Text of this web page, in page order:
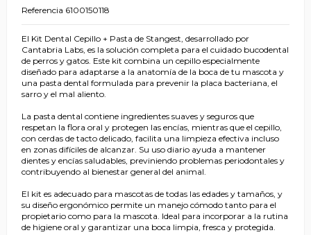
Referencia 6100150118
El Kit Dental Cepillo + Pasta de Stangest, desarrollado por
Cantabria Labs, es la solución completa para el cuidado bucodental
de perros y gatos. Este kit combina un cepillo especialmente
diseñado para adaptarse a la anatomía de la boca de tu mascota y
una pasta dental formulada para prevenir la placa bacteriana, el
sarro y el mal aliento.
La pasta dental contiene ingredientes suaves y seguros que
respetan la flora oral y protegen las encías, mientras que el cepillo,
con cerdas de tacto delicado, facilita una limpieza efectiva incluso
en zonas difíciles de alcanzar. Su uso diario ayuda a mantener
dientes y encías saludables, previniendo problemas periodontales y
contribuyendo al bienestar general del animal.
El kit es adecuado para mascotas de todas las edades y tamaños, y
su diseño ergonómico permite un manejo cómodo tanto para el
propietario como para la mascota. Ideal para incorporar a la rutina
de higiene oral y garantizar una boca limpia, fresca y protegida.